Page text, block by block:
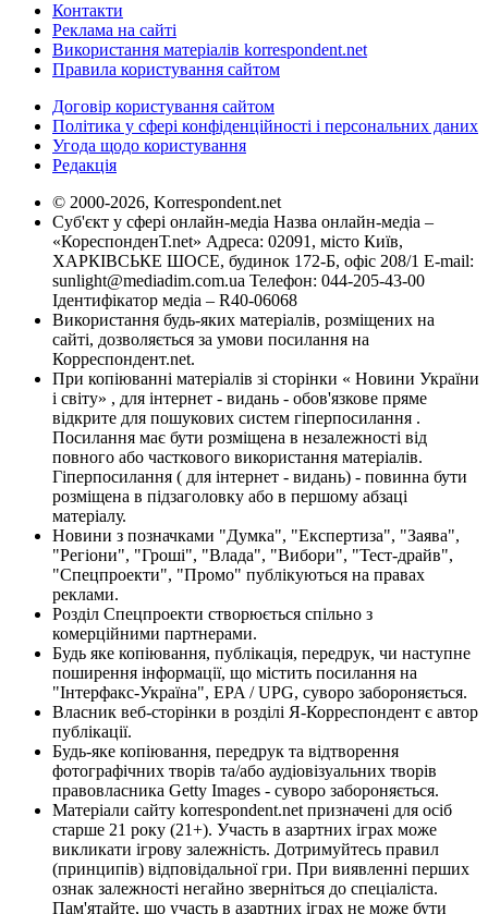
Контакти
Реклама на сайті
Використання матеріалів korrespondent.net
Правила користування сайтом
Договір користування сайтом
Політика у сфері конфіденційності і персональних даних
Угода щодо користування
Редакція
© 2000-2026, Korrespondent.net
Суб'єкт у сфері онлайн-медіа Назва онлайн-медіа –
«КореспонденТ.net» Адреса: 02091, місто Київ,
ХАРКІВСЬКЕ ШОСЕ, будинок 172-Б, офіс 208/1 E-mail:
sunlight@mediadim.com.ua Телефон: 044-205-43-00
Ідентифікатор медіа – R40-06068
Використання будь-яких матеріалів, розміщених на
сайті, дозволяється за умови посилання на
Корреспондент.net.
При копіюванні матеріалів зі сторінки « Новини України
і світу» , для інтернет - видань - обов'язкове пряме
відкрите для пошукових систем гіперпосилання .
Посилання має бути розміщена в незалежності від
повного або часткового використання матеріалів.
Гіперпосилання ( для інтернет - видань) - повинна бути
розміщена в підзаголовку або в першому абзаці
матеріалу.
Новини з позначками "Думка", "Експертиза", "Заява",
"Регіони", "Гроші", "Влада", "Вибори", "Тест-драйв",
"Спецпроекти", "Промо" публікуються на правах
реклами.
Розділ Спецпроекти створюється спільно з
комерційними партнерами.
Будь яке копіювання, публікація, передрук, чи наступне
поширення інформації, що містить посилання на
"Інтерфакс-Україна", EPA / UPG, суворо забороняється.
Власник веб-сторінки в розділі Я-Корреспондент є автор
публікації.
Будь-яке копіювання, передрук та відтворення
фотографічних творів та/або аудіовізуальних творів
правовласника Getty Images - суворо забороняється.
Матеріали сайту korrespondent.net призначені для осіб
старше 21 року (21+). Участь в азартних іграх може
викликати ігрову залежність. Дотримуйтесь правил
(принципів) відповідальної гри. При виявленні перших
ознак залежності негайно зверніться до спеціаліста.
Пам'ятайте, що участь в азартних іграх не може бути